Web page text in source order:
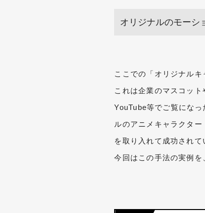
オリジナルのモーシ
ここでの「オリジナル
これは企業のマスコット
YouTube等でご覧にな
ルのアニメキャラクタ
を取り入れて成功されて
今回はこの手法の実